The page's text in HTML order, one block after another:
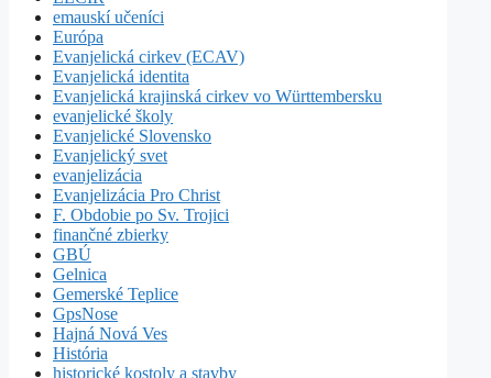
emauskí učeníci
Európa
Evanjelická cirkev (ECAV)
Evanjelická identita
Evanjelická krajinská cirkev vo Württembersku
evanjelické školy
Evanjelické Slovensko
Evanjelický svet
evanjelizácia
Evanjelizácia Pro Christ
F. Obdobie po Sv. Trojici
finančné zbierky
GBÚ
Gelnica
Gemerské Teplice
GpsNose
Hajná Nová Ves
História
historické kostoly a stavby